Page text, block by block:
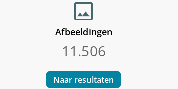
image
Afbeeldingen
11.506
Naar resultaten